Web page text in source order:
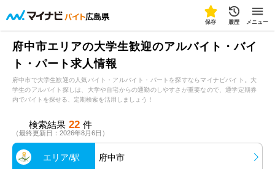
広島県
保存 履歴 メニュー
府中市エリアの大学生歓迎のアルバイト・バイ
ト・パート求人情報
府中市で大学生歓迎の人気バイト・アルバイト・パートを探すならマイナビバイト。大
学生のアルバイト探しは、大学や自宅からの通勤のしやすさが重要なので、通学定期券
内でバイトを探せる、定期検索を活用しましょう！
検索結果 22 件
（最終更新日：2026年8月6日）
エリア/駅 府中市